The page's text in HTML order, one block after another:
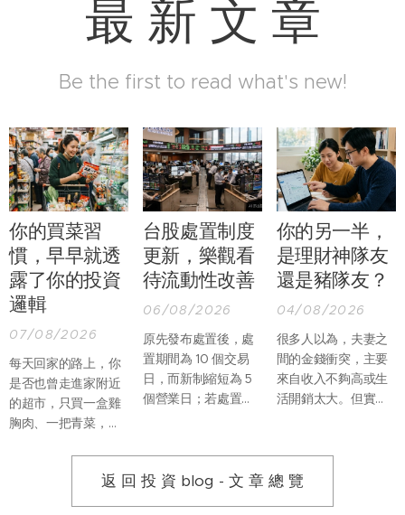
最 新 文 章
Be the first to read what's new!
你的買菜習
慣，早早就透
露了你的投資
邏輯
07/08/2026
每天回家的路上，你
是否也曾走進家附近
的超市，只買一盒雞
胸肉、一把青菜，再
物車，到量販店一次
買滿整週食材的畫
台股處置制度
更新，樂觀看
待流動性改善
06/08/2026
原先發布處置後，處
置期間為 10 個交易
日，而新制縮短為 5
個營業日；若處置期
處置期間則由增長至
12 個營業日縮短為僅
你的另一半，
是理財神隊友
還是豬隊友？
04/08/2026
很多人以為，夫妻之
間的金錢衝突，主要
來自收入不夠高或生
活開銷太大。但實際
「沒有錢」，而是兩
個人不知道該如何一
返 回 投 資 blog - 文 章 總 覽